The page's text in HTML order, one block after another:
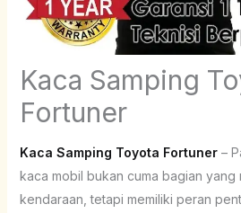
Kaca Samping
Fortuner
Kaca Samping Toyota Fortuner–
kaca mobil bukan cuma bagian
kendaraan, tetapi memiliki peran